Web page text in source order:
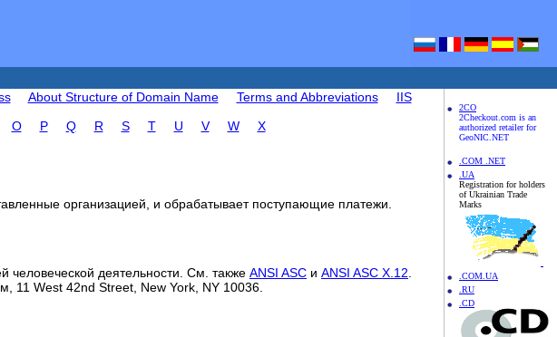
About Structure of Domain Name Terms and Abbreviations
IIS
O P Q R S T U V W X
организацией, и обрабатывает поступающие платежи.
человеческой деятельности. См. также ANSI ASC и ANSI ASC X.12
11 West 42nd Street, New York, NY 10036.
2CO
2Checkout.com is an
authorized retailer for
GeoNIC.NET
.COM .NET
.UA
Registration for holders
of Ukrainian Trade
Marks
.COM.UA
.RU
.CD